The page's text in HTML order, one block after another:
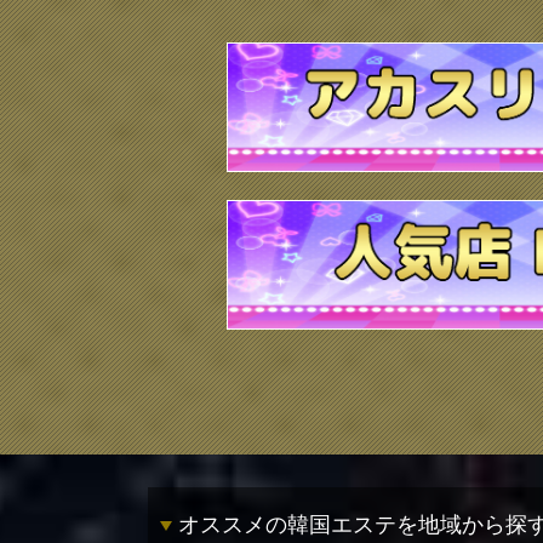
オススメの韓国エステを地域から探